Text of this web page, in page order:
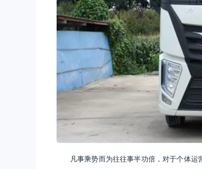
凡事乘势而为往往事半功倍，对于个体